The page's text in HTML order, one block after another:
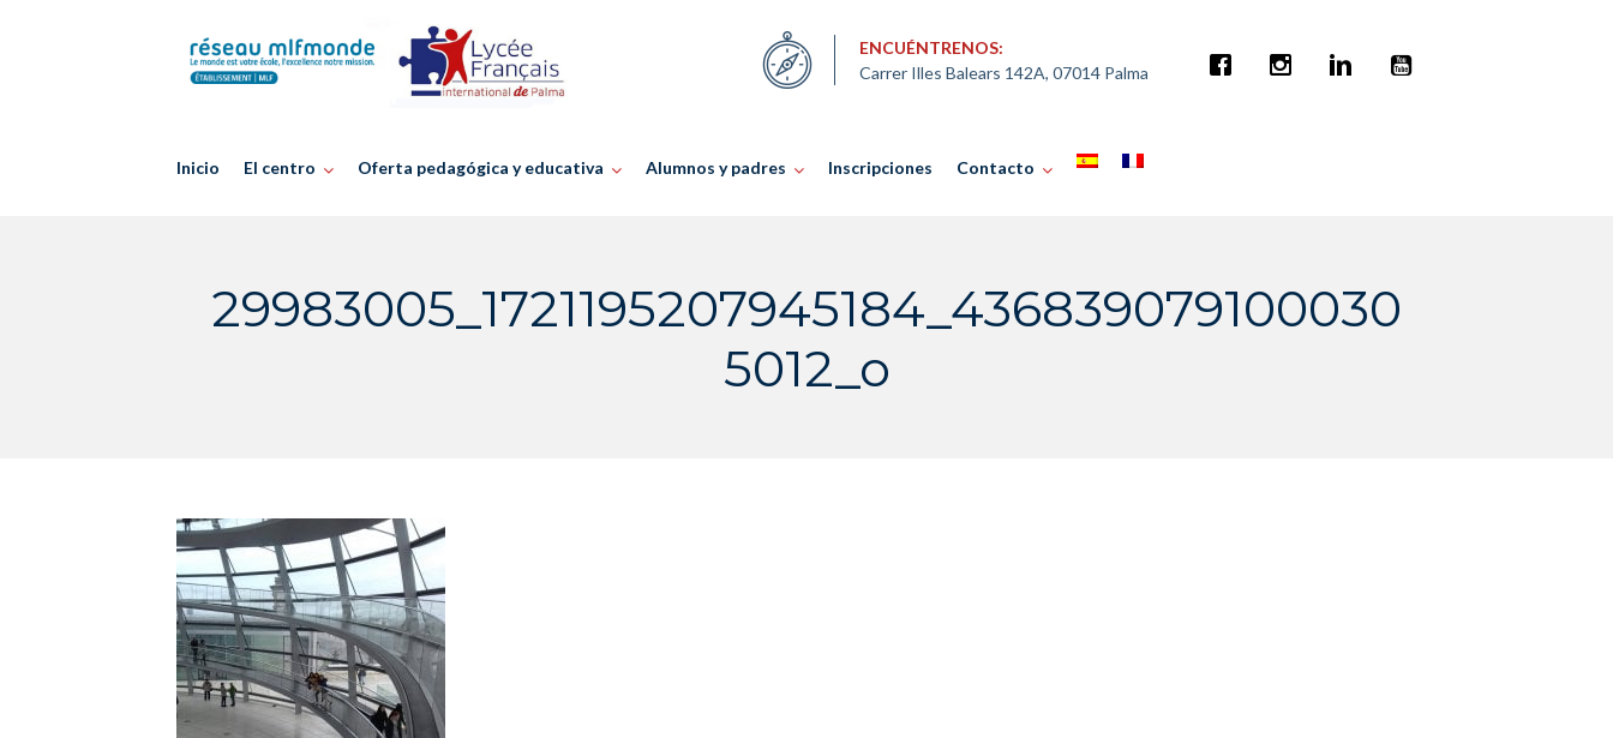
ENCUÉNTRENOS:
Carrer Illes Balears 142A, 07014 Palma
Inicio El centro Oferta pedagógica y educativa Alumnos y padres Inscripciones Contacto
29983005_1721195207945184_436839079100030
5012_o